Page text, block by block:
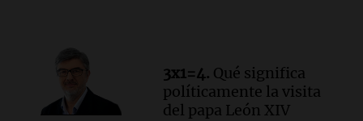
3x1=4. Qué significa
políticamente la visita
del papa León XIV